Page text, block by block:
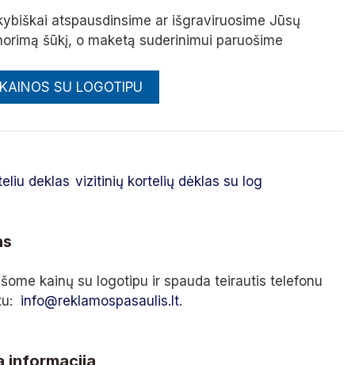
atspausdinsime ar išgraviruosime Jūsų
šūkį, o maketą suderinimui paruošime
SU LOGOTIPU
deklas vizitinių kortelių dėklas su log
kainų su logotipu ir spauda teirautis telefonu
info@reklamospasaulis.lt.
informacija